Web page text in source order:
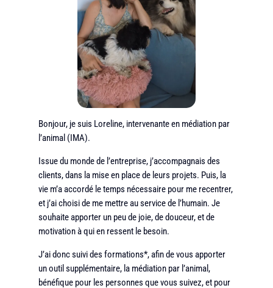
Bonjour, je suis Loreline, intervenante en médiation par
l’animal (IMA).
Issue du monde de l’entreprise, j’accompagnais des
clients, dans la mise en place de leurs projets. Puis, la
vie m’a accordé le temps nécessaire pour me recentrer,
et j’ai choisi de me mettre au service de l’humain. Je
souhaite apporter un peu de joie, de douceur, et de
motivation à qui en ressent le besoin.
J’ai donc suivi des formations*, afin de vous apporter
un outil supplémentaire, la médiation par l’animal,
bénéfique pour les personnes que vous suivez, et pour